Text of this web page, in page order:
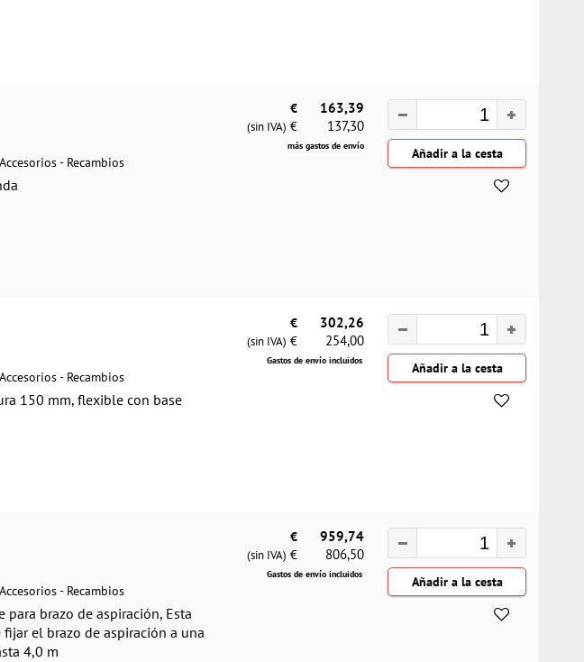
Accesorios - Recambios
€ 163,39
(sin IVA) € 137,30
más gastos de envío
Accesorios - Recambios
150 mm, flexible con base
€ 302,26
(sin IVA) € 254,00
Gastos de envío incluidos
Accesorios - Recambios
para brazo de aspiración, Esta
el brazo de aspiración a una
4,0 m
€ 959,74
(sin IVA) € 806,50
Gastos de envío incluidos